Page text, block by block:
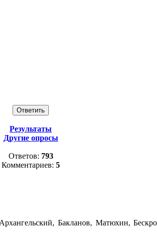
Результаты
Другие опросы
Ответов: 793
Комментариев: 5
Бакланов, Матюхин,